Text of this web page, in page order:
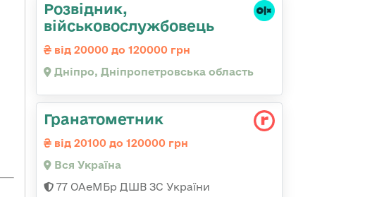
Розвідник,
військовослужбовець
від 20000 до 120000 грн
Дніпро, Дніпропетровська область
Гранатометник
від 20100 до 120000 грн
Вся Україна
77 ОАеМБр ДШВ ЗС України